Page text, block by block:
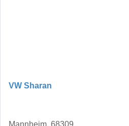
VW Sharan
Mannheim, 68309